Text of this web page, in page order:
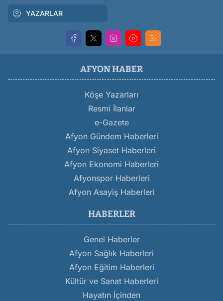
YAZARLAR
AFYON HABER
Köşe Yazarları
Resmi İlanlar
e-Gazete
Afyon Gündem Haberleri
Afyon Siyaset Haberleri
Afyon Ekonomi Haberleri
Afyonspor Haberleri
Afyon Asayiş Haberleri
HABERLER
Genel Haberler
Afyon Sağlık Haberleri
Afyon Eğitim Haberleri
Kültür ve Sanat Haberleri
Hayatın İçinden